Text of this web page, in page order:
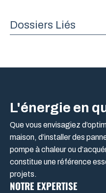
Dossiers Liés
L'énergie en
Que vous envisagiez
maison, d’installer des
pompe à chaleur ou
constitue une référence
projets.
NOTRE EXPERTISE